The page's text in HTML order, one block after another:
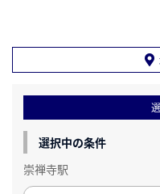
選択中の条件
崇禅寺駅